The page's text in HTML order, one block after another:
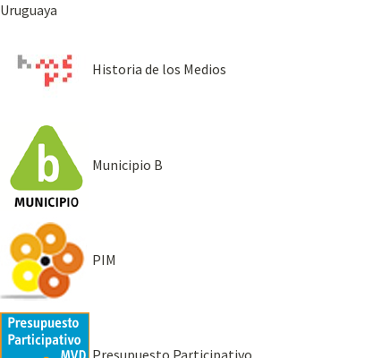
Uruguaya
Historia de los Medios
Municipio B
PIM